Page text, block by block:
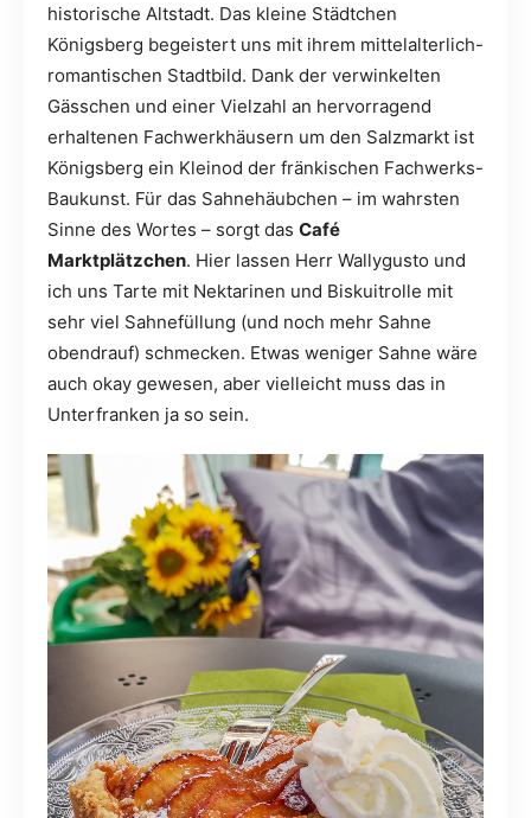
historische Altstadt. Das kleine Städtchen
Königsberg begeistert uns mit ihrem mittelalterlich-
romantischen Stadtbild. Dank der verwinkelten
Gässchen und einer Vielzahl an hervorragend
erhaltenen Fachwerkhäusern um den Salzmarkt ist
Königsberg ein Kleinod der fränkischen Fachwerks-
Baukunst. Für das Sahnehäubchen – im wahrsten
Sinne des Wortes – sorgt das Café
Marktplätzchen. Hier lassen Herr Wallygusto und
ich uns Tarte mit Nektarinen und Biskuitrolle mit
sehr viel Sahnefüllung (und noch mehr Sahne
obendrauf) schmecken. Etwas weniger Sahne wäre
auch okay gewesen, aber vielleicht muss das in
Unterfranken ja so sein.